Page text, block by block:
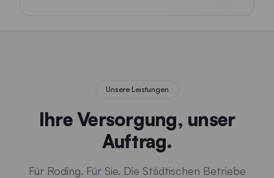
Unsere Leistungen
Ihre Versorgung, unser
Auftrag.
Für Roding. Für Sie. Die Städtischen Betriebe